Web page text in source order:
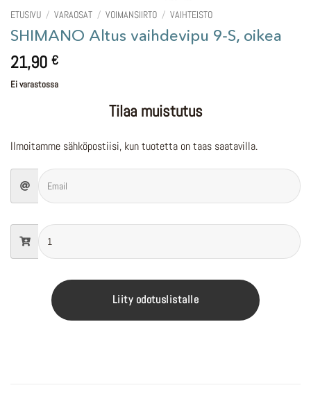
ETUSIVU / VARAOSAT / VOIMANSIIRTO / VAIHTEISTO
SHIMANO Altus vaihdevipu 9-S, oikea
21,90 €
Ei varastossa
Tilaa muistutus
Ilmoitamme sähköpostiisi, kun tuotetta on taas saatavilla.
Liity odotuslistalle